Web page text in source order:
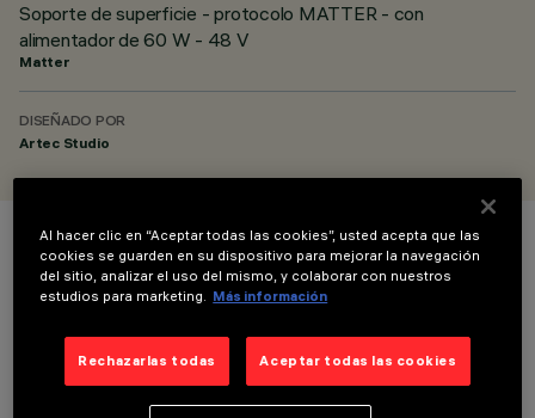
Soporte de superficie - protocolo MATTER - con
alimentador de 60 W - 48 V
Matter
DISEÑADO POR
Artec Studio
COLOR
Al hacer clic en “Aceptar todas las cookies”, usted acepta que las
cookies se guarden en su dispositivo para mejorar la navegación
del sitio, analizar el uso del mismo, y colaborar con nuestros
estudios para marketing. Más información
Rechazarlas todas Aceptar todas las cookies